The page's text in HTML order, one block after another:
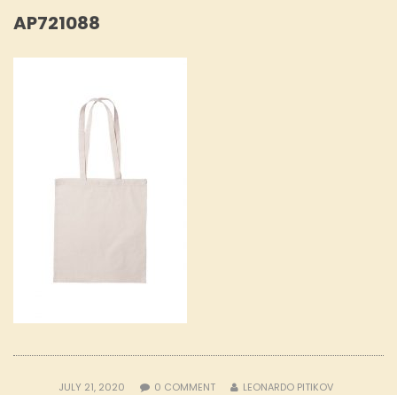
AP721088
JULY 21, 2020 0 COMMENT LEONARDO PITIKOV